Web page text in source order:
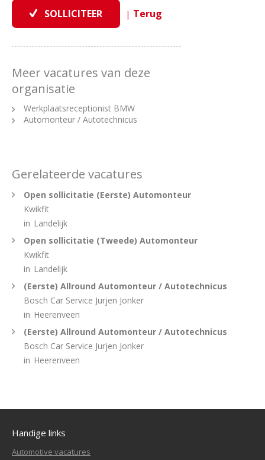
|
Meer vacatures van deze
organisatie
Werkplaatsreceptionist BMW
Automonteur / Autotechnicus
Gerelateerde vacatures
Open sollicitatie (Eerste) Automonteur
Kwikfit
in Landelijk
Open sollicitatie (Tweede) Automonteur
Kwikfit
in Landelijk
(Eerste) Allround Automonteur / Autotechnicus
Bosch Car Service Jurjen Jonker
in Heerenveen
(Eerste) Allround Automonteur / Autotechnicus
Bosch Car Service Jurjen Jonker
in Heerenveen
Handige links
Automotive vacatures